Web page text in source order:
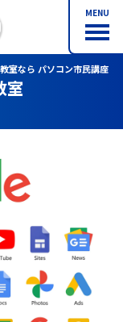
MENU
室なら パソコン市民講座
室